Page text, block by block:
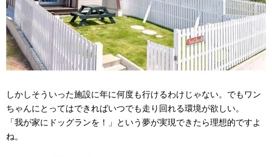
しかしそういった施設に年に何度も行けるわけじゃない。でもワン
ちゃんにとってはできればいつでも走り回れる環境が欲しい。
「我が家にドッグランを！」という夢が実現できたら理想的ですよ
ね。